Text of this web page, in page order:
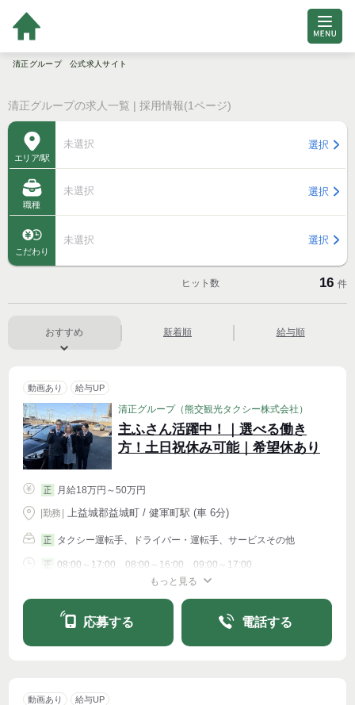
清正グループ 公式求人サイト
清正グループの求人一覧 | 採用情報(1ページ)
エリア/駅
未選択 選択
職種
未選択 選択
こだわり
未選択 選択
ヒット数 16 件
おすすめ 新着順 給与順
動画あり 給与UP
清正グループ（熊交観光タクシー株式会社）
主ふさん活躍中！｜選べる働き
方！土日祝休み可能｜希望休あり
正 月給18万円～50万円
|勤務 上益城郡益城町 / 健軍町駅 (車 6分)
正 タクシー運転手、ドライバー・運転手、サービスその他
正 08:00～17:00、08:00～16:00、09:00～17:00
もっと見る
応募する 電話する
動画あり 給与UP